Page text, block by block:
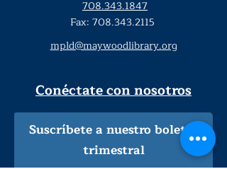
708.343.1847
Fax: 708.343.2115
mpld@maywoodlibrary.org
Conéctate con nosotros
Suscríbete a nuestro boletín
trimestral